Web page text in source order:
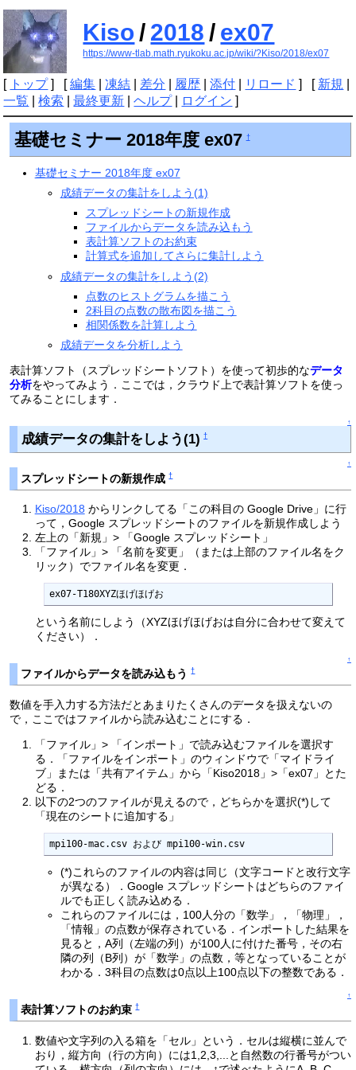
Kiso/ 2018 / ex07
https://www-tlab.math.ryukoku.ac.jp/wiki/?Kiso/2018/ex07
[ トップ] [編集 |凍結 差分 履歴 |添付 リロード ] [ 新規
一覧 |検索 |最終更新 |ヘルプ| ログイン ]
基礎セミナー 2018年度 ex07 †
基礎セミナー 2018年度 ex07
成績データの集計をしよう(1)
スプレッドシートの新規作成
ファイルからデータを読み込もう
表計算ソフトのお約束
計算式を追加してさらに集計しよう
成績データの集計をしよう(2)
点数のヒストグラムを描こう
2科目の点数の散布図を描こう
相関係数を計算しよう
成績データを分析しよう
表計算ソフト（スプレッドシートソフト）を使って初歩的なデータ
分析をやってみよう．ここでは，クラウド上で表計算ソフトを使っ
てみることにします．
↑
成績データの集計をしよう(1) †
↑
スプレッドシートの新規作成 †
Kiso/2018 からリンクしてる「この科目の Google Drive」に行
って，Google スプレッドシートのファイルを新規作成しよう
左上の「新規」> 「Google スプレッドシート」
「ファイル」> 「名前を変更」（または上部のファイル名をク
リック）でファイル名を変更．
ex07-T180XYZほげほげお
という名前にしよう（XYZほげほげおは自分に合わせて変えて
ください）．
↑
ファイルからデータを読み込もう †
数値を手入力する方法だとあまりたくさんのデータを扱えないの
で，ここではファイルから読み込むことにする．
「ファイル」> 「インポート」で読み込むファイルを選択す
る．「ファイルをインポート」のウィンドウで「マイドライ
ブ」または「共有アイテム」から「Kiso2018」>「ex07」とた
どる．
以下の2つのファイルが見えるので，どちらかを選択(*)して
「現在のシートに追加する」
mpi100-mac.csv および mpi100-win.csv
(*)これらのファイルの内容は同じ（文字コードと改行文字
が異なる）．Google スプレッドシートはどちらのファイ
ルでも正しく読み込める．
これらのファイルには，100人分の「数学」，「物理」，
「情報」の点数が保存されている．インポートした結果を
見ると，A列（左端の列）が100人に付けた番号，その右
隣の列（B列）が「数学」の点数，等となっていることが
わかる．3科目の点数は0点以上100点以下の整数である．
↑
表計算ソフトのお約束 †
数値や文字列の入る箱を「セル」という．セルは縦横に並んで
おり，縦方向（行の方向）には1,2,3,...と自然数の行番号がつい